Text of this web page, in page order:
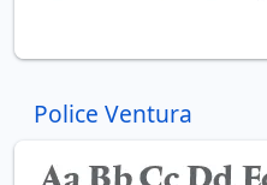
Police Ventura